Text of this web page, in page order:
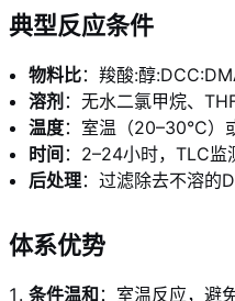
典型反应条件
物料比：羧酸:醇
溶剂 ：无水二氯甲烷、
温度：室温（20–30°C）
时间 ：2–24小时，TLC监
后处理：过滤除去不溶的
体系优势
条件温和：室温反应，避